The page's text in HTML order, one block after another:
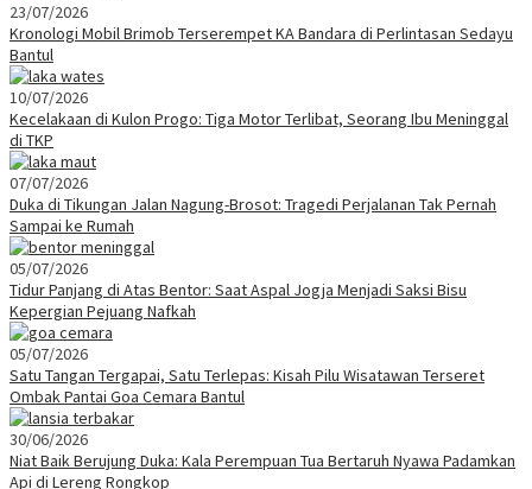
23/07/2026
Kronologi Mobil Brimob Terserempet KA Bandara di Perlintasan Sedayu
Bantul
10/07/2026
Kecelakaan di Kulon Progo: Tiga Motor Terlibat, Seorang Ibu Meninggal
di TKP
07/07/2026
Duka di Tikungan Jalan Nagung-Brosot: Tragedi Perjalanan Tak Pernah
Sampai ke Rumah
05/07/2026
Tidur Panjang di Atas Bentor: Saat Aspal Jogja Menjadi Saksi Bisu
Kepergian Pejuang Nafkah
05/07/2026
Satu Tangan Tergapai, Satu Terlepas: Kisah Pilu Wisatawan Terseret
Ombak Pantai Goa Cemara Bantul
30/06/2026
Niat Baik Berujung Duka: Kala Perempuan Tua Bertaruh Nyawa Padamkan
Api di Lereng Rongkop